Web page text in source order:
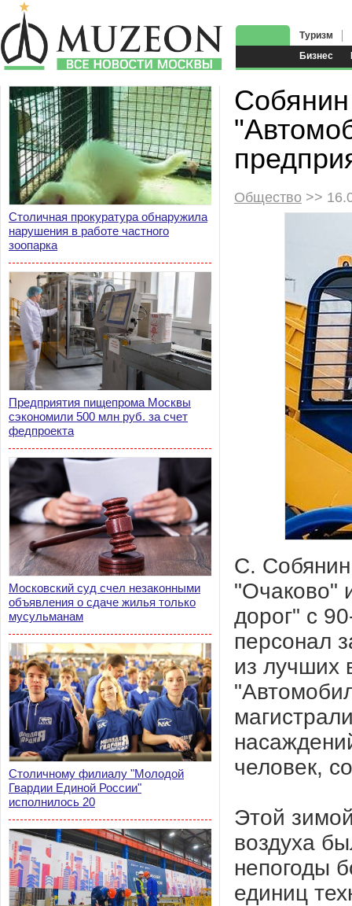
Бизнес
Туризм
Столичная прокуратура обнаружила
нарушения в работе частного
зоопарка
Предприятия пищепрома Москвы
сэкономили 500 млн руб. за счет
федпроекта
Московский суд счел незаконными
объявления о сдаче жилья только
мусульманам
Столичному филиалу "Молодой
Гвардии Единой России"
исполнилось 20
Общество >>
С.
"Очаково"
дорог" с
персонал
из лучших
человек,
Этой
воздуха
непогоды
единиц